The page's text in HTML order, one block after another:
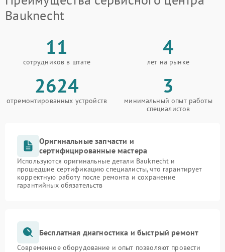
Bauknecht
11
сотрудников в штате
4
лет на рынке
2624
отремонтированных устройств
3
минимальный опыт работы
специалистов
Оригинальные запчасти и
сертифицированные мастера
Используются оригинальные детали Bauknecht и
прошедшие сертификацию специалисты, что гарантирует
корректную работу после ремонта и сохранение
гарантийных обязательств
Бесплатная диагностика и быстрый ремонт
Современное оборудование и опыт позволяют провести